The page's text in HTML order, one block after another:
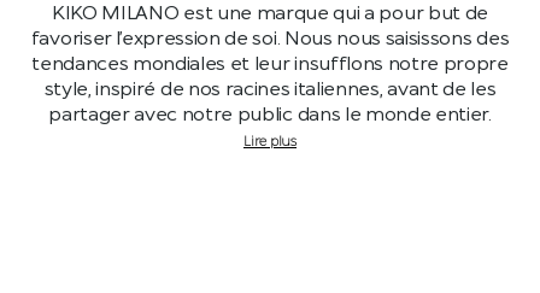
KIKO MILANO est une marque qui a pour but de
favoriser l’expression de soi. Nous nous saisissons des
tendances mondiales et leur insufflons notre propre
style, inspiré de nos racines italiennes, avant de les
partager avec notre public dans le monde entier.
Lire plus